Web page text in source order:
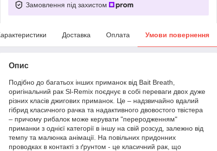
Замовлення під захистом
Доставка Оплата Умови повернення
Опис
Подібно до багатьох інших приманок від Bait Breath,
оригінальний рак Sl-Remix поєднує в собі переваги двох дуже
різних класів джигових приманок. Це – надзвичайно вдалий
гібрид класичного рачка та надактивного двовостого твістера
– причому рибалок може керувати "переродженням"
приманки з однієї категорії в іншу на свій розсуд, залежно від
темпу та малюнка анімації. На повільних придонних
проводках в контакті з ґрунтом - це класичний рак, що